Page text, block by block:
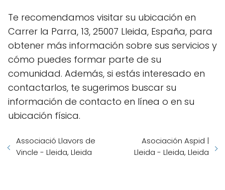
Te recomendamos visitar su ubicación en
Carrer la Parra, 13, 25007 Lleida, España, para
obtener más información sobre sus servicios y
cómo puedes formar parte de su
comunidad. Además, si estás interesado en
contactarlos, te sugerimos buscar su
información de contacto en línea o en su
ubicación física.
Associació Llavors de
Vincle - Lleida, Lleida
Asociación Aspid |
Lleida - Lleida, Lleida